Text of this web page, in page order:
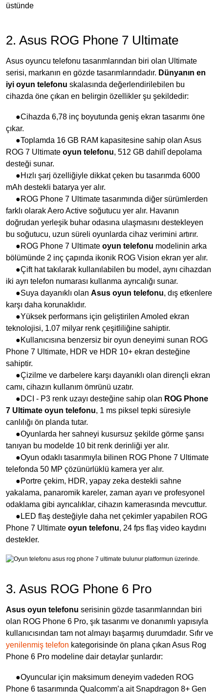
2. Asus ROG Phone 7 Ultimate
Asus oyuncu telefonu tasarımlarından biri olan Ultimate
serisi, markanın en gözde tasarımlarındadır. Dünyanın en
iyi oyun telefonu skalasında değerlendirilebilen bu
cihazda öne çıkan en belirgin özellikler şu şekildedir:
●Cihazda 6,78 inç boyutunda geniş ekran tasarımı öne
çıkar.
●Toplamda 16 GB RAM kapasitesine sahip olan Asus
ROG 7 Ultimate oyun telefonu, 512 GB dahilî depolama
desteği sunar.
●Hızlı şarj özelliğiyle dikkat çeken bu tasarımda 6000
mAh destekli batarya yer alır.
●ROG Phone 7 Ultimate tasarımında diğer sürümlerden
farklı olarak Aero Active soğutucu yer alır. Havanın
doğrudan yerleşik buhar odasına ulaşmasını destekleyen
bu soğutucu, uzun süreli oyunlarda cihaz verimini artırır.
●ROG Phone 7 Ultimate oyun telefonu modelinin arka
bölümünde 2 inç çapında ikonik ROG Vision ekran yer alır.
●Çift hat takılarak kullanılabilen bu model, aynı cihazdan
iki ayrı telefon numarası kullanma ayrıcalığı sunar.
●Suya dayanıklı olan Asus oyun telefonu, dış etkenlere
karşı daha korunaklıdır.
●Yüksek performans için geliştirilen Amoled ekran
teknolojisi, 1.07 milyar renk çeşitliliğine sahiptir.
●Kullanıcısına benzersiz bir oyun deneyimi sunan ROG
Phone 7 Ultimate, HDR ve HDR 10+ ekran desteğine
sahiptir.
●Çizilme ve darbelere karşı dayanıklı olan dirençli ekran
camı, cihazın kullanım ömrünü uzatır.
●DCI - P3 renk uzayı desteğine sahip olan ROG Phone
7 Ultimate oyun telefonu, 1 ms piksel tepki süresiyle
canlılığı ön planda tutar.
●Oyunlarda her sahneyi kusursuz şekilde görme şansı
tanıyan bu modelde 10 bit renk derinliği yer alır.
●Oyun odaklı tasarımıyla bilinen ROG Phone 7 Ultimate
telefonda 50 MP çözünürlüklü kamera yer alır.
●Portre çekim, HDR, yapay zeka destekli sahne
yakalama, panaromik kareler, zaman ayarı ve profesyonel
odaklama gibi ayrıcalıklar, cihazın kamerasında mevcuttur.
●LED flaş desteğiyle daha net çekimler yapabilen ROG
Phone 7 Ultimate oyun telefonu, 24 fps flaş video kaydını
destekler.
3. Asus ROG Phone 6 Pro
Asus oyun telefonu serisinin gözde tasarımlarından biri
olan ROG Phone 6 Pro, şık tasarımı ve donanımlı yapısıyla
kullanıcısından tam not almayı başarmış durumdadır. Sıfır ve
yenilenmiş telefon kategorisinde ön plana çıkan Asus Rog
Phone 6 Pro modeline dair detaylar şunlardır:
●Oyuncular için maksimum deneyim vadeden ROG
Phone 6 tasarımında Qualcomm’a ait Snapdragon 8+ Gen